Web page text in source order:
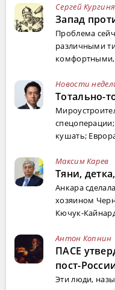
Сергей
Запад
Проблема
различными
комфортными,
Новости
Тотально-
кушать;
Максим Карев
Тяни,
Анкара
хозяином
Кючук-
Антон Копнин
ПАСЕ
пост-
Эти люди,